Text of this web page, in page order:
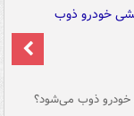
ذوب می‌شود؟